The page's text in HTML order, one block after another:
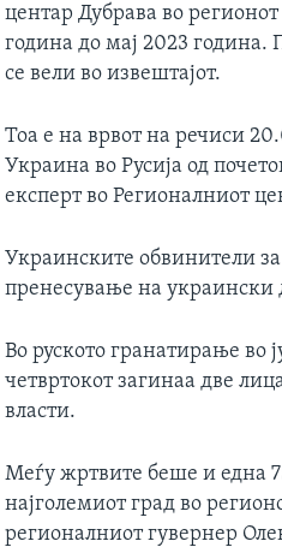
центар Дубрава во
година до мај 2023 година.
се вели во извештајот.
Тоа е на врвот на речиси
Украина во Русија од
експерт во Регионалниот
Украинските обвинители
пренесување на украински
Во руското гранатирање во
четвртокот загинаа две
власти.
Меѓу жртвите беше и една
најголемиот град во
регионалниот гувернер